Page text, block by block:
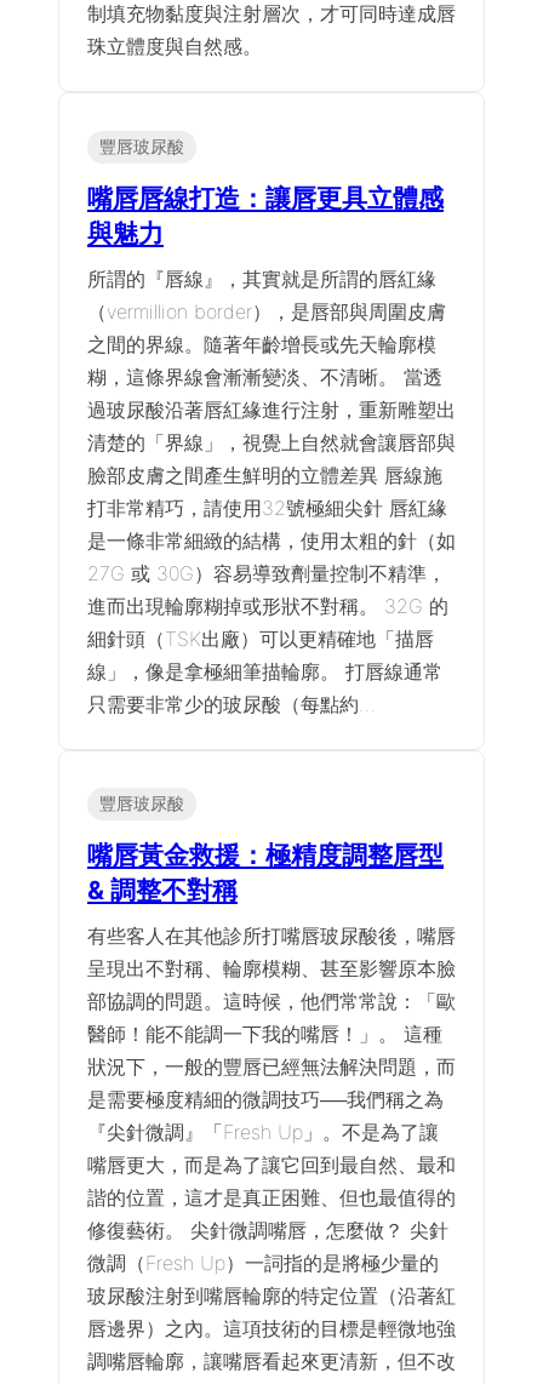
制填充物黏度與注射層次，才可同時達成唇
珠立體度與自然感。
豐唇玻尿酸
嘴唇唇線打造：讓唇更具立體感
與魅力
所謂的『唇線』，其實就是所謂的唇紅緣
（vermillion border），是唇部與周圍皮膚
之間的界線。隨著年齡增長或先天輪廓模
糊，這條界線會漸漸變淡、不清晰。 當透
過玻尿酸沿著唇紅緣進行注射，重新雕塑出
清楚的「界線」，視覺上自然就會讓唇部與
臉部皮膚之間產生鮮明的立體差異 唇線施
打非常精巧，請使用32號極細尖針 唇紅緣
是一條非常細緻的結構，使用太粗的針（如
27G 或 30G）容易導致劑量控制不精準，
進而出現輪廓糊掉或形狀不對稱。 32G 的
細針頭（TSK出廠）可以更精確地「描唇
線」，像是拿極細筆描輪廓。 打唇線通常
只需要非常少的玻尿酸（每點約…
豐唇玻尿酸
嘴唇黃金救援：極精度調整唇型
& 調整不對稱
有些客人在其他診所打嘴唇玻尿酸後，嘴唇
呈現出不對稱、輪廓模糊、甚至影響原本臉
部協調的問題。這時候，他們常常說：「歐
醫師！能不能調一下我的嘴唇！」。 這種
狀況下，一般的豐唇已經無法解決問題，而
是需要極度精細的微調技巧──我們稱之為
『尖針微調』「Fresh Up」。不是為了讓
嘴唇更大，而是為了讓它回到最自然、最和
諧的位置，這才是真正困難、但也最值得的
修復藝術。 尖針微調嘴唇，怎麼做？ 尖針
微調（Fresh Up）一詞指的是將極少量的
玻尿酸注射到嘴唇輪廓的特定位置（沿著紅
唇邊界）之內。這項技術的目標是輕微地強
調嘴唇輪廓，讓嘴唇看起來更清新，但不改